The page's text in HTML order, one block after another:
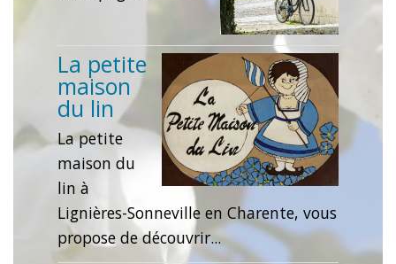
La petite
maison
du lin
La petite
maison du
lin à
Lignières-Sonneville en Charente, vous
propose de découvrir...